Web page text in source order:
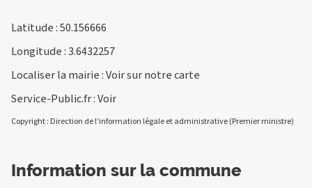
Latitude : 50.156666
Longitude : 3.6432257
Localiser la mairie :Voir sur notre carte
Service-Public.fr :Voir
Copyright : Direction de l'information légale et administrative (Premier ministre)
Information sur la commune